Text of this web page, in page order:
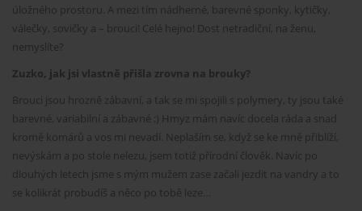
úložného prostoru. A mezi tím nádherné, barevné sponky, kytičky,
válečky, sovičky a – brouci! Celé hejno! Dost netradiční, na ženu,
nemyslíte?
Zuzko, jak jsi vlastně přišla zrovna na brouky?
Brouci jsou hrozně zábavní, a tak se mi spojili s polymery, ty jsou také
barevné, variabilní a zábavné :) Hmyz mám navíc docela ráda a snad
kromě komárů a vos mi nevadí. Neplaším se, když se ke mně přiblíží,
nevýskám a po stole nelezu, jsem totiž přírodní člověk. Navíc po
dlouhých letech jsme s mým mužem zase začali jezdit na vandry a to
se kolikrát probudíš a něco po tobě leze…